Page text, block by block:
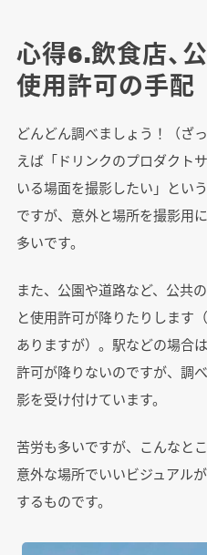
心得6.飲食店、
使用許可の手配
どんどん調べましょう！（ざ
えば「ドリンクのプロダクト
いる場面を撮影したい」とい
ですが、意外と場所を撮影用
多いです。
また、公園や道路など、公共
と使用許可が降りたりします
ありますが）。駅などの場合
許可が降りないのですが、調
影を受け付けています。
苦労も多いですが、こんなと
意外な場所でいいビジュアル
するものです。